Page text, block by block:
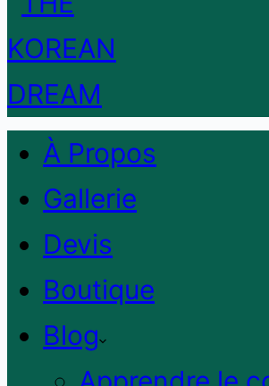
À Propos
Gallerie
Devis
Boutique
Blog